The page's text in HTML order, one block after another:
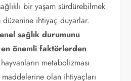
bir yaşam sürdürebilmek
ihtiyaç duyarlar.
sağlık durumunu
önemli faktörlerden
metabolizması
olan ihtiyaçları